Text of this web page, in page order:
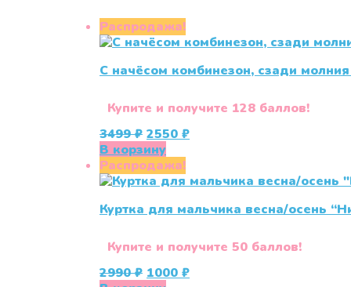
Распродажа!
С начёсом комбинезон, сзади
Купите и получите 128 баллов!
3499₽ Первоначальная
цена
составляла
3499 ₽.
2550₽Текущая
В корзину
Распродажа!
Куртка для мальчика весна/осень
Купите и получите 50 баллов!
2990₽ Первоначальная
1000₽Текущая